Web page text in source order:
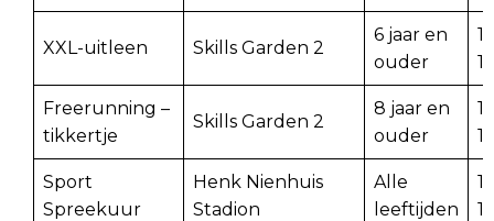
XXL-uitleen Skills Garden 2
6 jaar en
ouder
Freerunning –
tikkertje
Skills Garden 2
8 jaar en
ouder
Sport
Spreekuur
Henk Nienhuis
Stadion
Alle
leeftijden